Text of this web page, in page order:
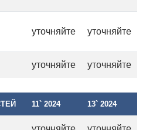
уточняйте уточняйте
уточняйте уточняйте
11` 2024 13` 2024